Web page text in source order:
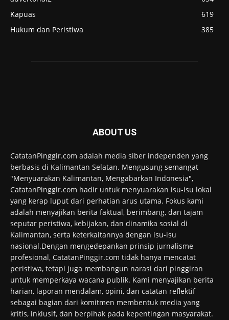
Kapuas
619
Hukum dan Peristiwa
385
ABOUT US
CatatanPinggir.com adalah media siber independen yang
berbasis di Kalimantan Selatan. Mengusung semangat
"Menyuarakan Kalimantan, Mengabarkan Indonesia",
CatatanPinggir.com hadir untuk menyuarakan isu-isu lokal
yang kerap luput dari perhatian arus utama. Fokus kami
adalah menyajikan berita faktual, berimbang, dan tajam
seputar peristiwa, kebijakan, dan dinamika sosial di
Kalimantan, serta keterkaitannya dengan isu-isu
nasional.Dengan mengedepankan prinsip jurnalisme
profesional, CatatanPinggir.com tidak hanya mencatat
peristiwa, tetapi juga membangun narasi dari pinggiran
untuk memperkaya wacana publik. Kami menyajikan berita
harian, laporan mendalam, opini, dan catatan reflektif
sebagai bagian dari komitmen membentuk media yang
kritis, inklusif, dan berpihak pada kepentingan masyarakat.